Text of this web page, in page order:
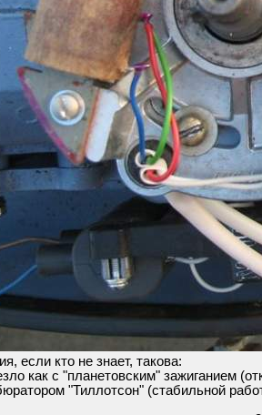
если кто не знает, такова:
как с "планетовским" зажиганием
"Тиллотсон" (стабильной